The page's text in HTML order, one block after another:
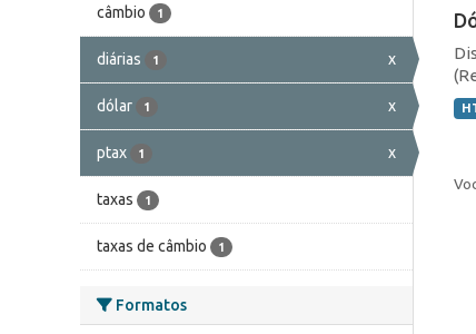
câmbio 1
diárias 1 x
dólar 1 x
ptax 1 x
taxas 1
taxas de câmbio 1
Formatos